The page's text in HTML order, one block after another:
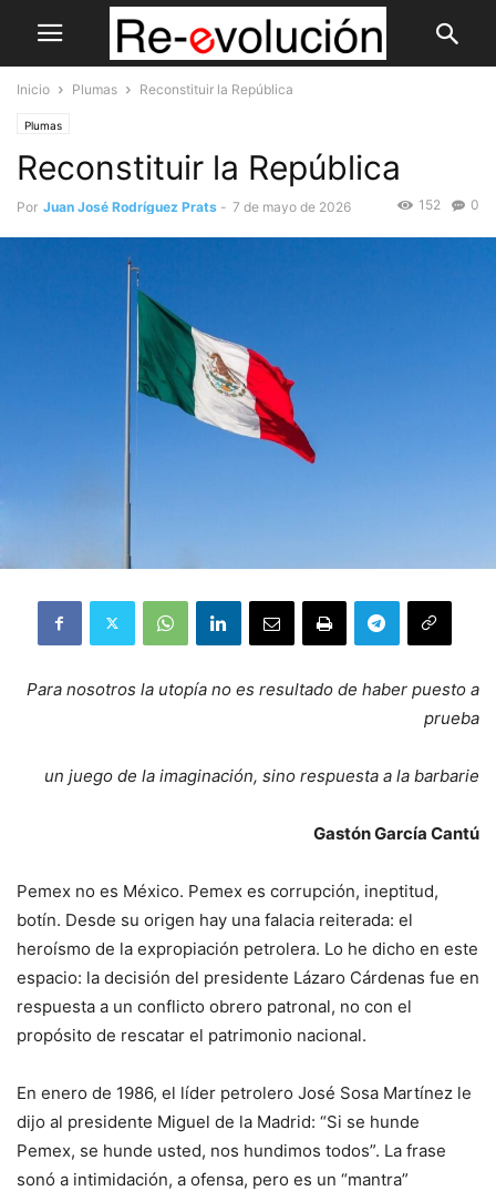
Inicio Plumas Reconstituir la República
Plumas
Reconstituir la República
Por Juan José Rodríguez Prats - 7 de mayo de 2026 0
152
Para nosotros la utopía no es resultado de haber puesto a
prueba
un juego de la imaginación, sino respuesta a la barbarie
Gastón García Cantú
Pemex no es México. Pemex es corrupción, ineptitud,
botín. Desde su origen hay una falacia reiterada: el
heroísmo de la expropiación petrolera. Lo he dicho en este
espacio: la decisión del presidente Lázaro Cárdenas fue en
respuesta a un conflicto obrero patronal, no con el
propósito de rescatar el patrimonio nacional.
En enero de 1986, el líder petrolero José Sosa Martínez le
dijo al presidente Miguel de la Madrid: “Si se hunde
Pemex, se hunde usted, nos hundimos todos”. La frase
sonó a intimidación, a ofensa, pero es un “mantra”